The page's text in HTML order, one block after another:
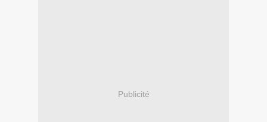
Publicité